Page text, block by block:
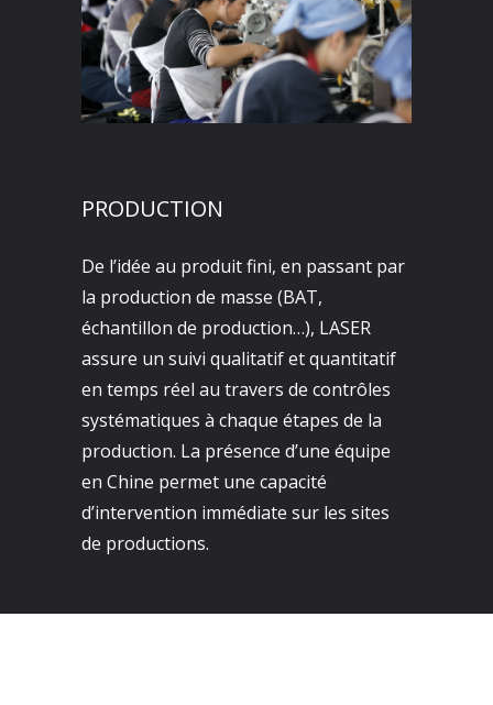
PRODUCTION
De l’idée au produit fini, en passant par
la production de masse (BAT,
échantillon de production…), LASER
assure un suivi qualitatif et quantitatif
en temps réel au travers de contrôles
systématiques à chaque étapes de la
production. La présence d’une équipe
en Chine permet une capacité
d’intervention immédiate sur les sites
de productions.